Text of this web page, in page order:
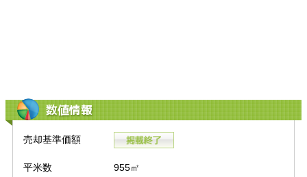
数値情報
売却基準価額
平米数 955㎡